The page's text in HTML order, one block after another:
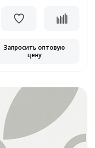
Запросить оптовую
цену